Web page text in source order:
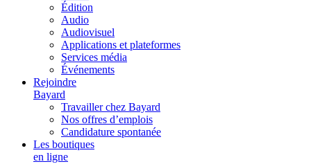
Édition
Audio
Audiovisuel
Applications et plateformes
Services média
Événements
Rejoindre
Bayard
Travailler chez Bayard
Nos offres d’emplois
Candidature spontanée
Les boutiques
en ligne